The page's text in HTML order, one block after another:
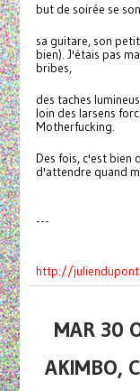
but de soirée se
sa guitare, son
bien). J'étais pas
bribes,
des taches
loin des larsens
Motherfucking.
Des fois, c'est bien
d'attendre quand
---
http://
MAR 30
AKIMBO,